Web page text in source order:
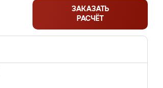
ЗАКАЗАТЬ
РАСЧЁТ